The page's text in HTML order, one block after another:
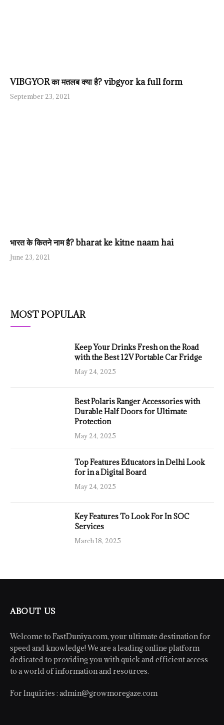
VIBGYOR का मतलब क्या है? vibgyor ka full form
September 23, 2021
भारत के कितने नाम है? bharat ke kitne naam hai
June 23, 2021
MOST POPULAR
Keep Your Drinks Fresh on the Road
with the Best 12V Portable Car Fridge
May 24, 2025
Best Polaris Ranger Accessories with
Durable Half Doors for Ultimate
Protection
May 24, 2025
Top Features Educators in Delhi Look
for in a Digital Board
May 24, 2025
Key Features To Look For In SOC
Services
March 18, 2025
ABOUT US
Welcome to FastDuniya.com, your ultimate destination for
speed and knowledge! We are a leading online platform
dedicated to providing you with quick and efficient access
to a world of information and resources.
For Inquiries : admin@growmoregaze.com